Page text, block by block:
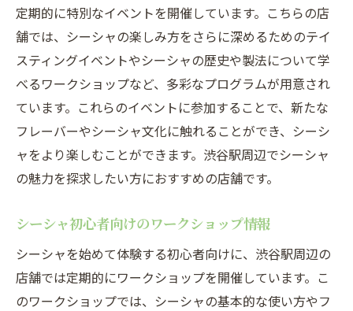
定期的に特別なイベントを開催しています。こちらの店
舗では、シーシャの楽しみ方をさらに深めるためのテイ
スティングイベントやシーシャの歴史や製法について学
べるワークショップなど、多彩なプログラムが用意され
ています。これらのイベントに参加することで、新たな
フレーバーやシーシャ文化に触れることができ、シーシ
ャをより楽しむことができます。渋谷駅周辺でシーシャ
の魅力を探求したい方におすすめの店舗です。
シーシャ初心者向けのワークショップ情報
シーシャを始めて体験する初心者向けに、渋谷駅周辺の
店舗では定期的にワークショップを開催しています。こ
のワークショップでは、シーシャの基本的な使い方やフ